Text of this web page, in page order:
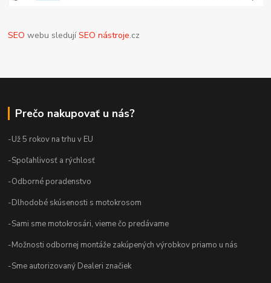
SEO webu sledujíSEO nástroje.cz
Prečo nakupovať u nás?
-Už 5 rokov na trhu v EU
-Spoľahlivosť a rýchlosť
-Odborné poradenstvo
-Dlhodobé skúsenosti s motokrosom
-Sami sme motokrosári, vieme čo predávame
-Možnosti odbornej montáže zakúpených výrobkov priamo u nás
-Sme autorizovaný Dealeri značiek